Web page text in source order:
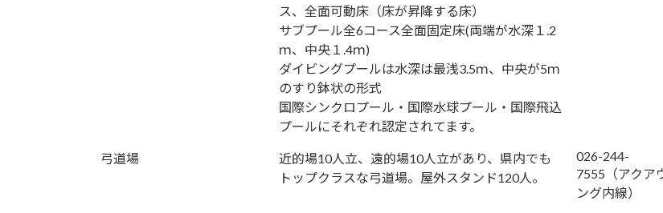
ス、全面可動床（床が昇降する床）
サブプール全6コース全面固定床(両端が水深１.2
ｍ、中央１.4ｍ)
ダイビングプールは水深は最浅3.5ｍ、中央が5ｍ
のすり鉢状の形式
国際シンクロプール・国際水球プール・国際飛込
プールにそれぞれ認定されてます。
弓道場
近的場10人立、遠的場10人立があり、県内でも
トップクラスな弓道場。屋外スタンド120人。
026-244-
7555（アクア
ング内線）